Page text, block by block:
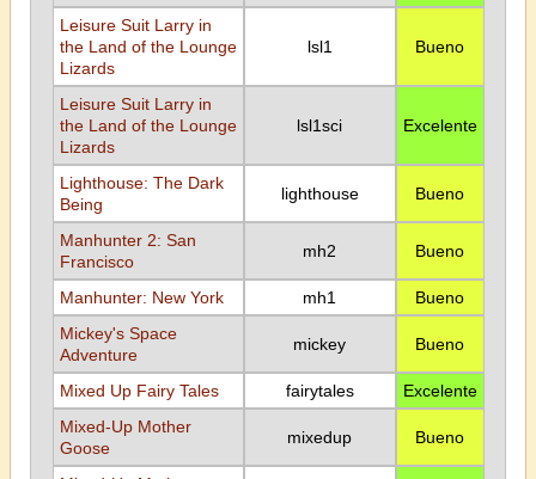
Leisure Suit Larry in
the Land of the Lounge
Lizards
lsl1 Bueno
Leisure Suit Larry in
the Land of the Lounge
Lizards
lsl1sci Excelente
Lighthouse: The Dark
Being
lighthouse Bueno
Manhunter 2: San
Francisco
mh2 Bueno
Manhunter: New York mh1
Bueno
Mickey's Space
Adventure
mickey Bueno
Mixed Up Fairy Tales fairytales
Excelente
Mixed-Up Mother
Goose
mixedup Bueno